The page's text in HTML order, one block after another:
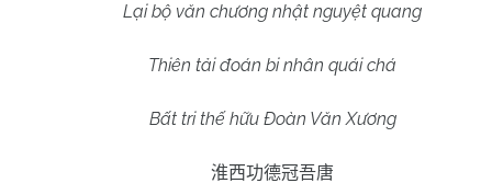
Lại bộ văn chương nhật nguyệt quang
Thiên tải đoán bi nhân quái chá
Bất tri thế hữu Đoàn Văn Xương
淮西功德冠吾唐